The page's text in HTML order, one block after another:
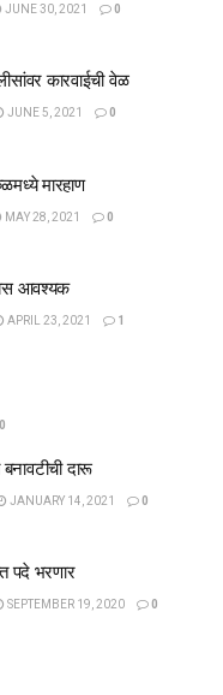
JUNE 30, 2021 0
कारवाईची वेळ
JUNE 5, 2021 0
मारहाण
MAY 28, 2021 0
आवश्यक
APRIL 23, 2021 1
0
बनावटीची दारू
JANUARY 14, 2021 0
पदे भरणार
SEPTEMBER 19, 2020 0